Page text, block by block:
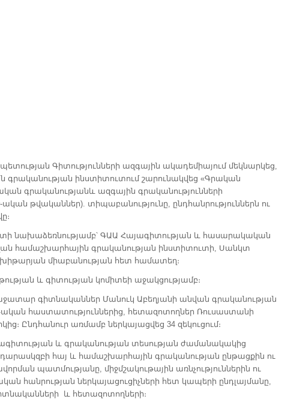
Գիտությունների ազգային ակադեմիայում մեկնարկեց,
գրականության ինստիտուտում շարունակվեց «Գրական
գրականությանև ազգային գրականությունների
թվականներ). տիպաբանությունը, ընդհանրություններն ու
նախաձեռնությամբ՝ ԳԱԱ Հայագիտության և հասարակական
համաշխարհային գրականության ինստիտուտի, Սանկտ
միաբանության հետ համատեղ։
և գիտության կոմիտեի աջակցությամբ։
գիտնականներ Մանուկ Աբեղյանի անվան գրականության
հաստատություններից, հետազոտողներ Ռուսաստանի
Ընդհանուր առմամբ ներկայացվեց 34 զեկուցում։
և գրականության տեսության ժամանակակից
հայ և համաշխարհային գրականության ընթացքին ու
պատմությանը, միջմշակութային առնչություններին ու
հանրության ներկայացուցիչների հետ կապերի ընդլայմանը,
և հետազոտողների։